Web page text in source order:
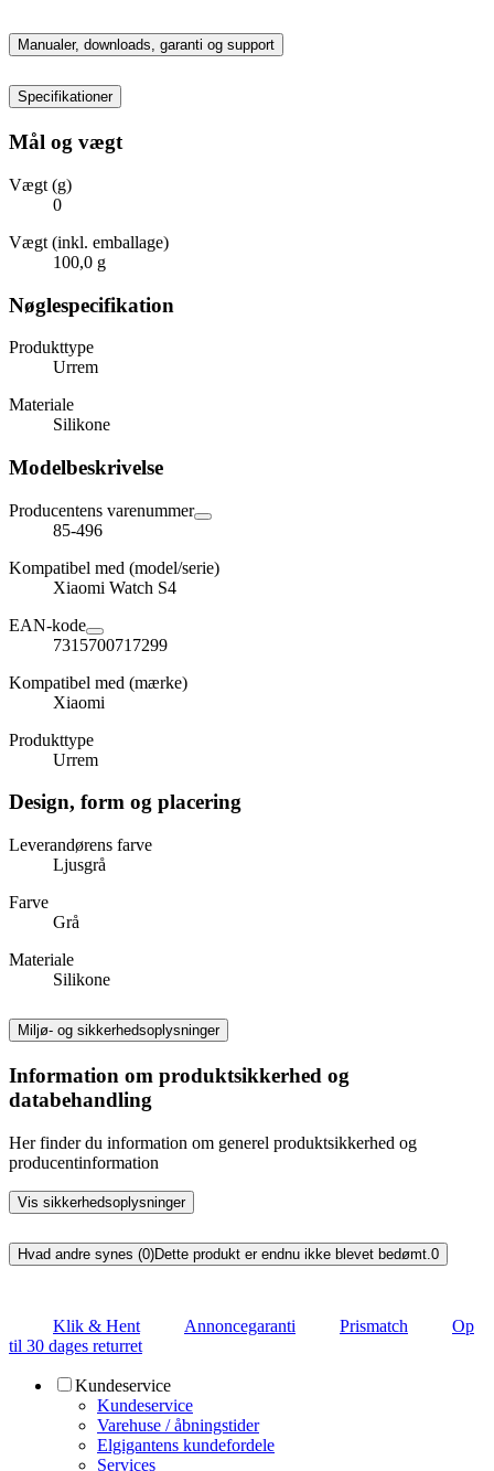
Manualer, downloads, garanti og support
Specifikationer
Mål og vægt
Vægt (g)
0
Vægt (inkl. emballage)
100,0 g
Nøglespecifikation
Produkttype
Urrem
Materiale
Silikone
Modelbeskrivelse
Producentens varenummer
85-496
Kompatibel med (model/serie)
Xiaomi Watch S4
EAN-kode
7315700717299
Kompatibel med (mærke)
Xiaomi
Produkttype
Urrem
Design, form og placering
Leverandørens farve
Ljusgrå
Farve
Grå
Materiale
Silikone
Miljø- og sikkerhedsoplysninger
Information om produktsikkerhed og
databehandling
Her finder du information om generel produktsikkerhed og
producentinformation
Vis sikkerhedsoplysninger
Hvad andre synes (0)Dette produkt er endnu ikke blevet bedømt. 0
Klik & Hent Annoncegaranti Prismatch
Op
til 30 dages returret
Kundeservice
Kundeservice
Varehuse / åbningstider
Elgigantens kundefordele
Services